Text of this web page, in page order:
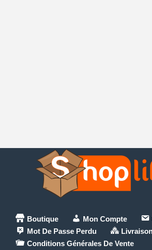
Boutique Mon Compte
Mot De Passe Perdu
Conditions Générales De Vente